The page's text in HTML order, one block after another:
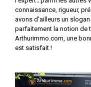
connaissance, rigueur,
avons d'ailleurs un
parfaitement la notion de
Arthurimmo.com, une
est satisfait !